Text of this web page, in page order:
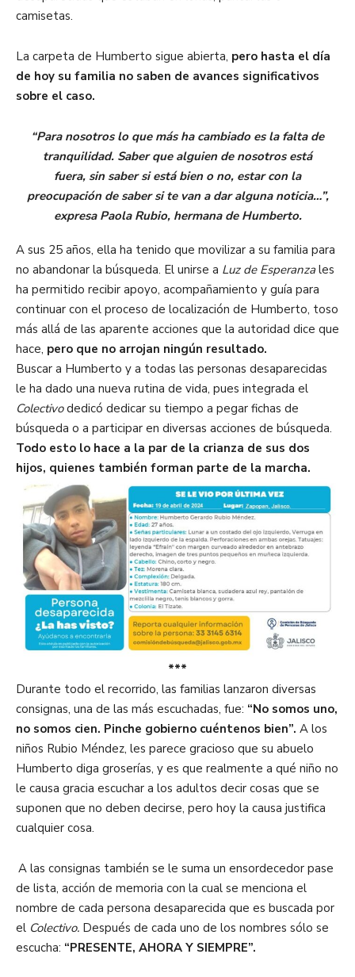
camisetas.
La carpeta de Humberto sigue abierta, pero hasta el día
de hoy su familia no saben de avances significativos
sobre el caso.
“Para nosotros lo que más ha cambiado es la falta de
tranquilidad. Saber que alguien de nosotros está
fuera, sin saber si está bien o no, estar con la
preocupación de saber si te van a dar alguna noticia…”,
expresa Paola Rubio, hermana de Humberto.
A sus 25 años, ella ha tenido que movilizar a su familia para
no abandonar la búsqueda. El unirse a Luz de Esperanzales
ha permitido recibir apoyo, acompañamiento y guía para
continuar con el proceso de localización de Humberto, toso
más allá de las aparente acciones que la autoridad dice que
hace, pero que no arrojan ningún resultado.
Buscar a Humberto y a todas las personas desaparecidas
le ha dado una nueva rutina de vida, pues integrada el
Colectivodedicó dedicar su tiempo a pegar fichas de
búsqueda o a participar en diversas acciones de búsqueda.
Todo esto lo hace a la par de la crianza de sus dos
hijos, quienes también forman parte de la marcha.
***
Durante todo el recorrido, las familias lanzaron diversas
consignas, una de las más escuchadas, fue: “No somos uno,
no somos cien. Pinche gobierno cuéntenos bien”. A los
niños Rubio Méndez, les parece gracioso que su abuelo
Humberto diga groserías, y es que realmente a qué niño no
le causa gracia escuchar a los adultos decir cosas que se
suponen que no deben decirse, pero hoy la causa justifica
cualquier cosa.
A las consignas también se le suma un ensordecedor pase
de lista, acción de memoria con la cual se menciona el
nombre de cada persona desaparecida que es buscada por
el Colectivo. Después de cada uno de los nombres sólo se
escucha: “PRESENTE, AHORA Y SIEMPRE”.